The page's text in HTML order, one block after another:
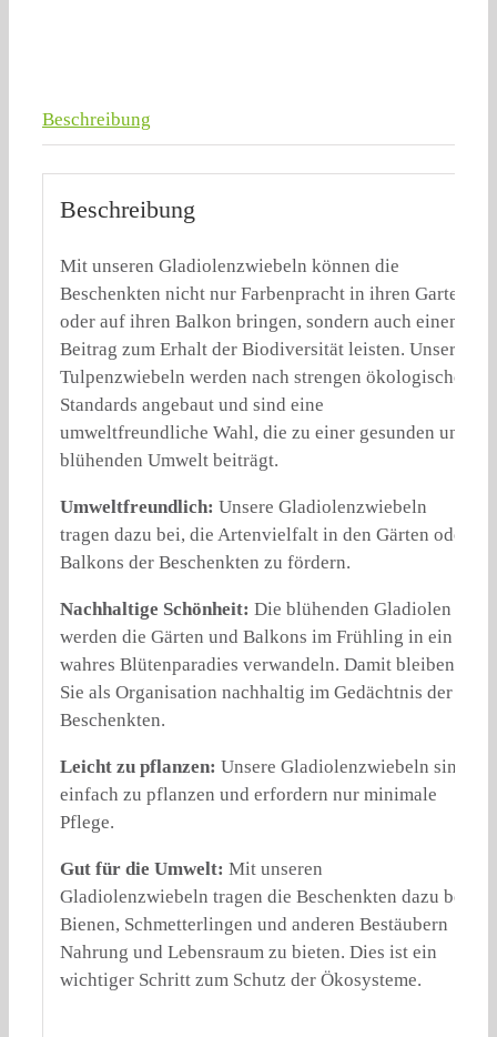
Beschreibung
Beschreibung
Mit unseren Gladiolenzwiebeln können die
Beschenkten nicht nur Farbenpracht in ihren Garten
oder auf ihren Balkon bringen, sondern auch einen
Beitrag zum Erhalt der Biodiversität leisten. Unsere
Tulpenzwiebeln werden nach strengen ökologischen
Standards angebaut und sind eine
umweltfreundliche Wahl, die zu einer gesunden und
blühenden Umwelt beiträgt.
Umweltfreundlich: Unsere Gladiolenzwiebeln
tragen dazu bei, die Artenvielfalt in den Gärten oder
Balkons der Beschenkten zu fördern.
Nachhaltige Schönheit: Die blühenden Gladiolen
werden die Gärten und Balkons im Frühling in ein
wahres Blütenparadies verwandeln. Damit bleiben
Sie als Organisation nachhaltig im Gedächtnis der
Beschenkten.
Leicht zu pflanzen: Unsere Gladiolenzwiebeln sind
einfach zu pflanzen und erfordern nur minimale
Pflege.
Gut für die Umwelt: Mit unseren
Gladiolenzwiebeln tragen die Beschenkten dazu bei,
Bienen, Schmetterlingen und anderen Bestäubern
Nahrung und Lebensraum zu bieten. Dies ist ein
wichtiger Schritt zum Schutz der Ökosysteme.